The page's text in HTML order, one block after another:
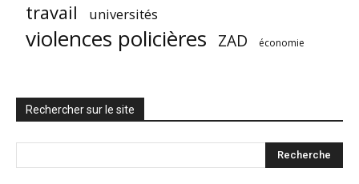
travail universités
violences policières ZAD économie
Rechercher sur le site